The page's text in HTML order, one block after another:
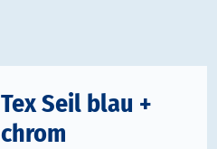
Tex Seil blau +
chrom